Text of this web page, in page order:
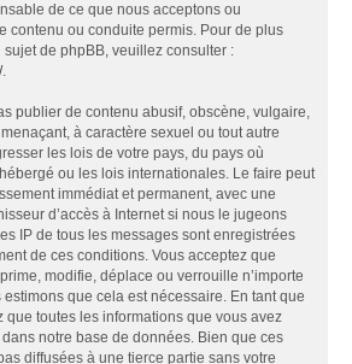
de ce que nous acceptons ou
contenu ou conduite permis. Pour de plus
de phpBB, veuillez consulter :
.
publier de contenu abusif, obscène, vulgaire,
à caractère sexuel ou tout autre
les lois de votre pays, du pays où
ou les lois internationales. Le faire peut
immédiat et permanent, avec une
d’accès à Internet si nous le jugeons
IP de tous les messages sont enregistrées
de ces conditions. Vous acceptez que
modifie, déplace ou verrouille n’importe
que cela est nécessaire. En tant que
que toutes les informations que vous avez
notre base de données. Bien que ces
diffusées à une tierce partie sans votre